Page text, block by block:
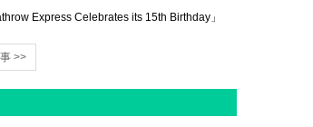
Express Celebrates its 15th Birthday」
>>